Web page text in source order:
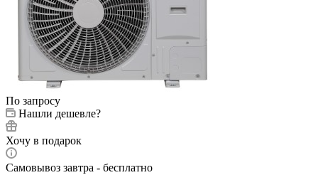
По запросу
Нашли дешевле?
Хочу в подарок
Самовывоз завтра - бесплатно